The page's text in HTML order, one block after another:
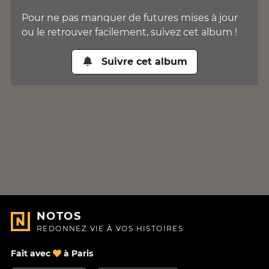
Pour ne pas manquer de futures mises à jour
ou le retrouver facilement, suivez cet album !
Suivre cet album
NOTOS
REDONNEZ VIE À VOS HISTOIRES
Fait avec à Paris